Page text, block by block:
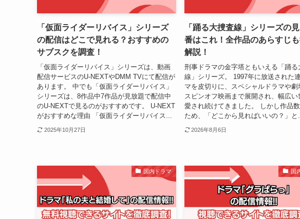
「仮面ライダーリバイス」シリーズ
の配信はどこで見れる？おすすめの
サブスクを調査！
「仮面ライダーリバイス」シリーズは、動画
配信サービスのU-NEXTやDMM TVにて配信が
あります。 中でも「仮面ライダーリバイス」
シリーズは、8作品中7作品が見放題で配信中
のU-NEXTで見るのがおすすめです。 U-NEXT
がおすすめな理由 「仮面ライダーリバイス...
2025年10月27日
「踊る大捜査線」シリーズの
番はこれ！全作品のあらすじ
解説！
刑事ドラマの金字塔ともいえる「踊る
線」シリーズ。 1997年に放送された
マを皮切りに、スペシャルドラマや劇
スピンオフ映画まで展開され、幅広い
愛され続けてきました。 しかし作品
ため、「どこから見ればいいの？」と...
2026年8月6日
国内ドラマ 国